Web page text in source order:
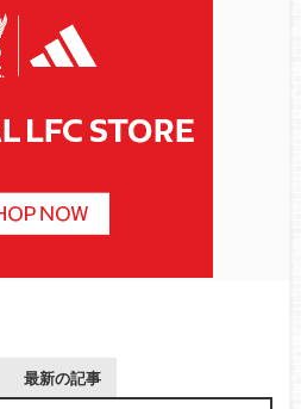
最新の記事